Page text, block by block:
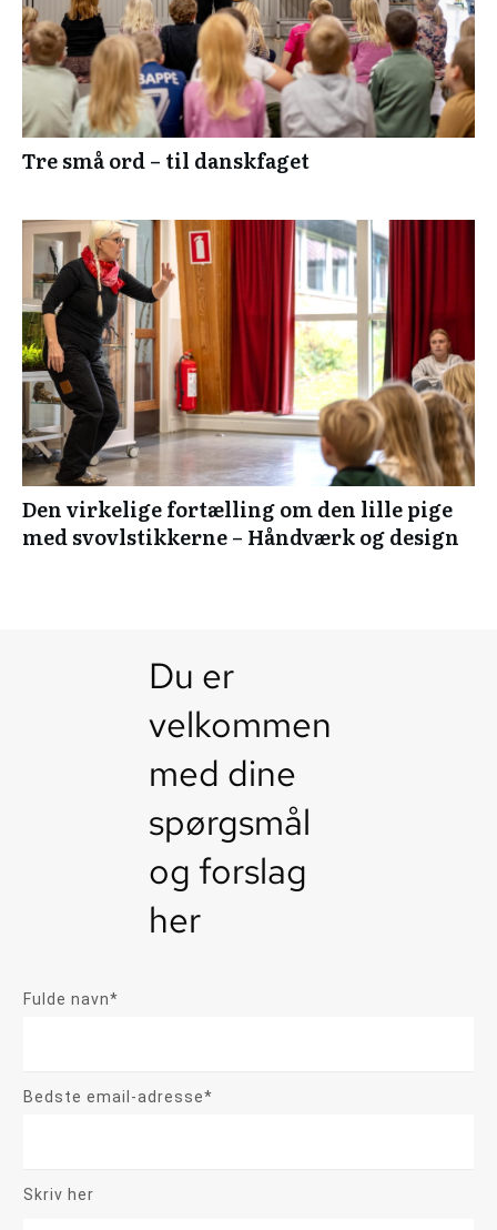
Tre små ord – til danskfaget
Den virkelige fortælling om den lille pige
med svovlstikkerne – Håndværk og design
Du er
velkommen
med dine
spørgsmål
og forslag
her
Fulde navn*
Bedste email-adresse*
Skriv her